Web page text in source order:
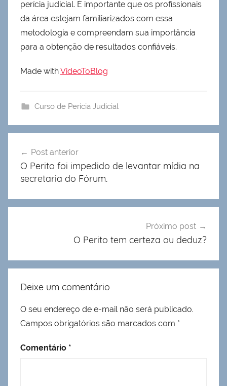
perícia judicial. É importante que os profissionais
da área estejam familiarizados com essa
metodologia e compreendam sua importância
para a obtenção de resultados confiáveis.
Made withVideoToBlog
Curso de Perícia Judicial
de
Post
Post anterior
O Perito foi impedido de levantar mídia na
secretaria do Fórum.
Próximo post
O Perito tem certeza ou deduz?
Deixe um comentário
O seu endereço de e-mail não será publicado.
Campos obrigatórios são marcados com *
Comentário *